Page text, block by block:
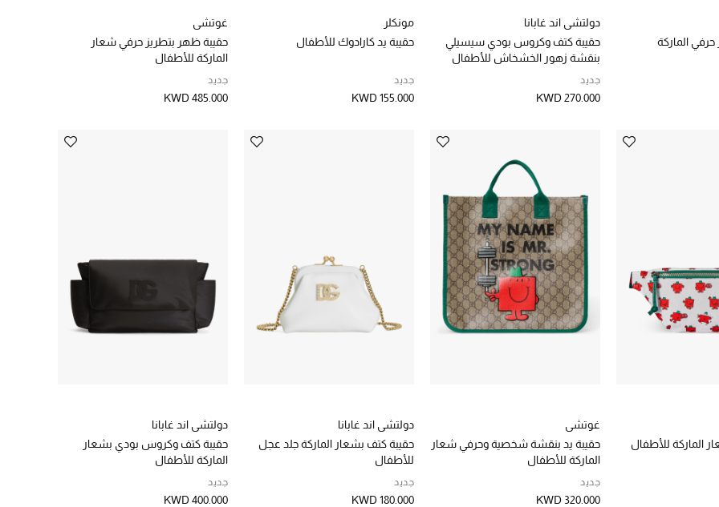
الماركة
دولتشي اند غابانا
حقيبة كتف وكروس بودي سيسيلي
بنقشة زهور الخشخاش للأطفال
جديد
KWD 270.000
مونكلر
حقيبة يد كارادوك للأطفال
جديد
KWD 155.000
غوتشي
حقيبة ظهر بتطريز حرفي شعار
الماركة للأطفال
جديد
KWD 485.000
الماركة للأطفال
غوتشي
حقيبة يد بنقشة شخصية وحرفي شعار
الماركة للأطفال
جديد
KWD 320.000
دولتشي اند غابانا
حقيبة كتف بشعار الماركة جلد عجل
للأطفال
جديد
KWD 180.000
دولتشي اند غابانا
حقيبة كتف وكروس بودي بشعار
الماركة للأطفال
جديد
KWD 400.000